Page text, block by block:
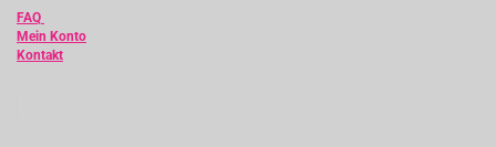
FAQ
Mein Konto
Kontakt